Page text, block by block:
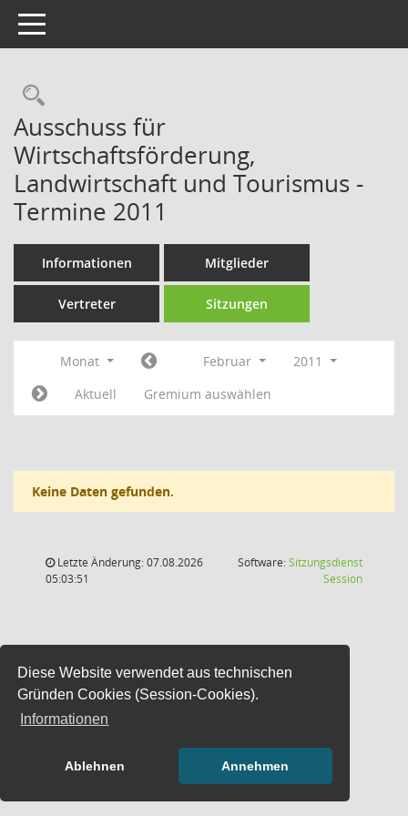
Diese Website verwendet aus technischen
Gründen Cookies (Session-Cookies).
Informationen
Ablehnen Annehmen
Toggle navigation
Rechercheauswahl
Ausschuss für
Wirtschaftsförderung,
Landwirtschaft und Tourismus -
Termine 2011
Informationen Mitglieder
Vertreter Sitzungen
Monat Februar
2011
Aktuell
Gremium auswählen
Keine Daten gefunden.
Letzte Änderung: 07.08.2026
05:03:51
Software:Sitzungsdienst
Session(Wird in